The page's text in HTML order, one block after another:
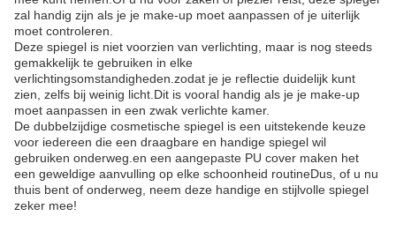
zal handig zijn als je je make-up moet aanpassen of je uiterlijk
moet controleren.
Deze spiegel is niet voorzien van verlichting, maar is nog steeds
gemakkelijk te gebruiken in elke
verlichtingsomstandigheden.zodat je je reflectie duidelijk kunt
zien, zelfs bij weinig licht.Dit is vooral handig als je je make-up
moet aanpassen in een zwak verlichte kamer.
De dubbelzijdige cosmetische spiegel is een uitstekende keuze
voor iedereen die een draagbare en handige spiegel wil
gebruiken onderweg.en een aangepaste PU cover maken het
een geweldige aanvulling op elke schoonheid routineDus, of u nu
thuis bent of onderweg, neem deze handige en stijlvolle spiegel
zeker mee!